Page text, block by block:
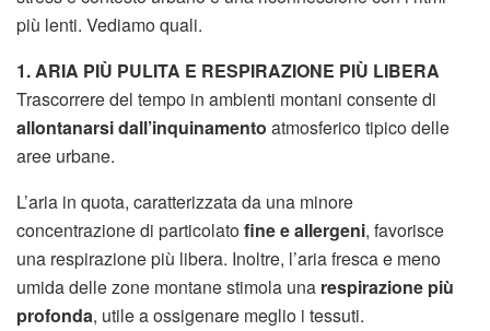
più lenti. Vediamo quali.
1. ARIA PIÙ PULITA E RESPIRAZIONE PIÙ LIBERA
Trascorrere del tempo in ambienti montani consente di
allontanarsi dall’inquinamento atmosferico tipico delle
aree urbane.
L’aria in quota, caratterizzata da una minore
concentrazione di particolatofine e allergeni, favorisce
una respirazione più libera. Inoltre, l’aria fresca e meno
umida delle zone montane stimola una respirazione più
profonda, utile a ossigenare meglio i tessuti.